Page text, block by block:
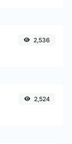
2,536
2,524